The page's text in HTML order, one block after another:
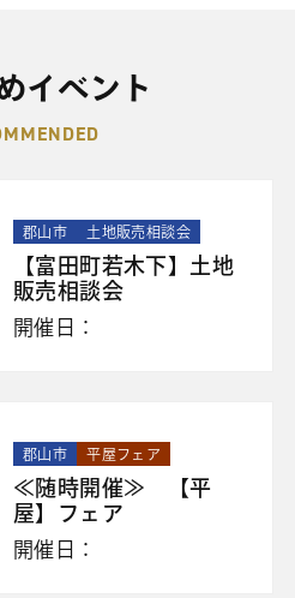
イベント
郡山市 土地販売相談会
【富田町若木下】土地
販売相談会
開催日：
郡山市 平屋フェア
≪随時開催≫ 【平
屋】フェア
開催日：